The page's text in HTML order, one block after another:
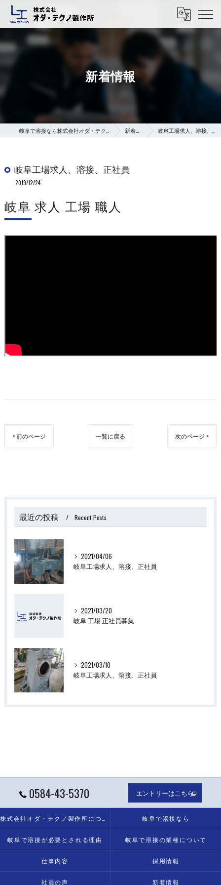
新着情報
新着情報 岐阜工場求人、溶接、正社員
岐阜工場求人、溶接、正社員
2019/12/24
岐阜 求人 工場 職人
< 前のページ 一覧に戻る 次のページ >
最近の投稿 Recent Posts
2021/04/06
岐阜工場求人、溶接、正社員
2021/03/20
岐阜 工場 正社員募集
2021/03/10
岐阜工場求人、溶接、正社員
0584-43-5370 エントリーはこちら
岐阜で溶接なら
岐阜で溶接が必要とされる理由 岐阜で溶接の業種について
仕事内容 採用情報
社員の声 新着情報